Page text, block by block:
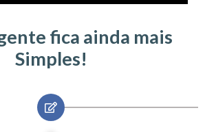
fica ainda mais
Simples!